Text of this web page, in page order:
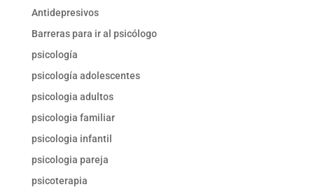
Antidepresivos
Barreras para ir al psicólogo
psicología
psicología adolescentes
psicologia adultos
psicologia familiar
psicologia infantil
psicologia pareja
psicoterapia